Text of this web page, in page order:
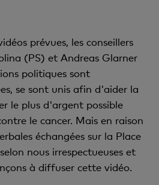
prévues, les conseillers
(PS) et Andreas Glarner
politiques sont
se sont unis afin d'aider la
le plus d'argent possible
le cancer. Mais en raison
échangées sur la Place
nous irrespectueuses et
à diffuser cette vidéo.